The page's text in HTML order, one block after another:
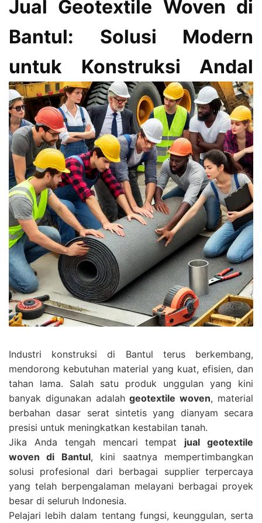
Jual Geotextile Woven di
Bantul: Solusi Modern
untuk Konstruksi Andal
Industri konstruksi di Bantul terus berkembang,
mendorong kebutuhan material yang kuat, efisien, dan
tahan lama. Salah satu produk unggulan yang kini
banyak digunakan adalahgeotextile woven, material
berbahan dasar serat sintetis yang dianyam secara
presisi untuk meningkatkan kestabilan tanah.
Jika Anda tengah mencari tempat jual geotextile
woven di Bantul, kini saatnya mempertimbangkan
solusi profesional dari berbagai supplier terpercaya
yang telah berpengalaman melayani berbagai proyek
besar di seluruh Indonesia.
Pelajari lebih dalam tentang fungsi, keunggulan, serta